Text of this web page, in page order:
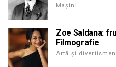
Mașini
Zoe Saldana:
Filmografie
Artă și